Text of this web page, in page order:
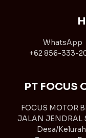
WhatsApp
+62 856-333-
PT FOCUS
FOCUS MOTOR
JALAN JENDRAL
Desa/